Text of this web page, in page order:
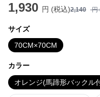
1,930 円 (税込)2,140 円
サイズ
70CM×70CM
カラー
オレンジ(馬蹄形バックル